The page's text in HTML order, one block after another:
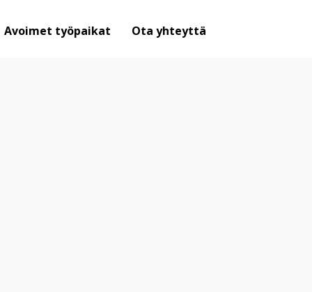
Avoimet työpaikat Ota yhteyttä